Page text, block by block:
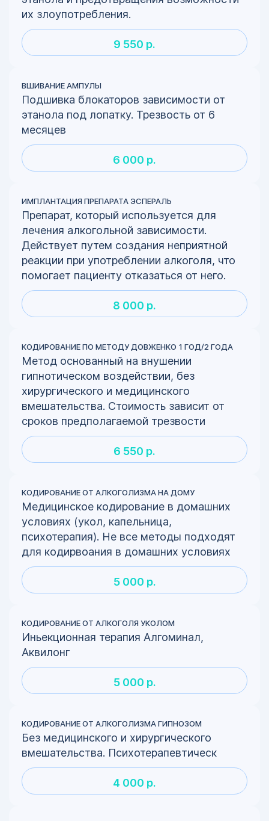
их злоупотребления.
9 550 р.
ВШИВАНИЕ АМПУЛЫ
Подшивка блокаторов зависимости от
этанола под лопатку. Трезвость от 6
месяцев
6 000 р.
ИМПЛАНТАЦИЯ ПРЕПАРАТА ЭСПЕРАЛЬ
Препарат, который используется для
лечения алкогольной зависимости.
Действует путем создания неприятной
реакции при употреблении алкоголя, что
помогает пациенту отказаться от него.
8 000 р.
КОДИРОВАНИЕ ПО МЕТОДУ ДОВЖЕНКО 1 ГОД/2 ГОДА
Метод основанный на внушении
гипнотическом воздействии, без
хирургического и медицинского
вмешательства. Стоимость зависит от
сроков предполагаемой трезвости
6 550 р.
КОДИРОВАНИЕ ОТ АЛКОГОЛИЗМА НА ДОМУ
Медицинское кодирование в домашних
условиях (укол, капельница,
психотерапия). Не все методы подходят
для кодирвоания в домашних условиях
5 000 р.
КОДИРОВАНИЕ ОТ АЛКОГОЛЯ УКОЛОМ
Иньекционная терапия Алгоминал,
Аквилонг
5 000 р.
КОДИРОВАНИЕ ОТ АЛКОГОЛИЗМА ГИПНОЗОМ
Без медицинского и хирургического
вмешательства. Психотерапевтическ
4 000 р.